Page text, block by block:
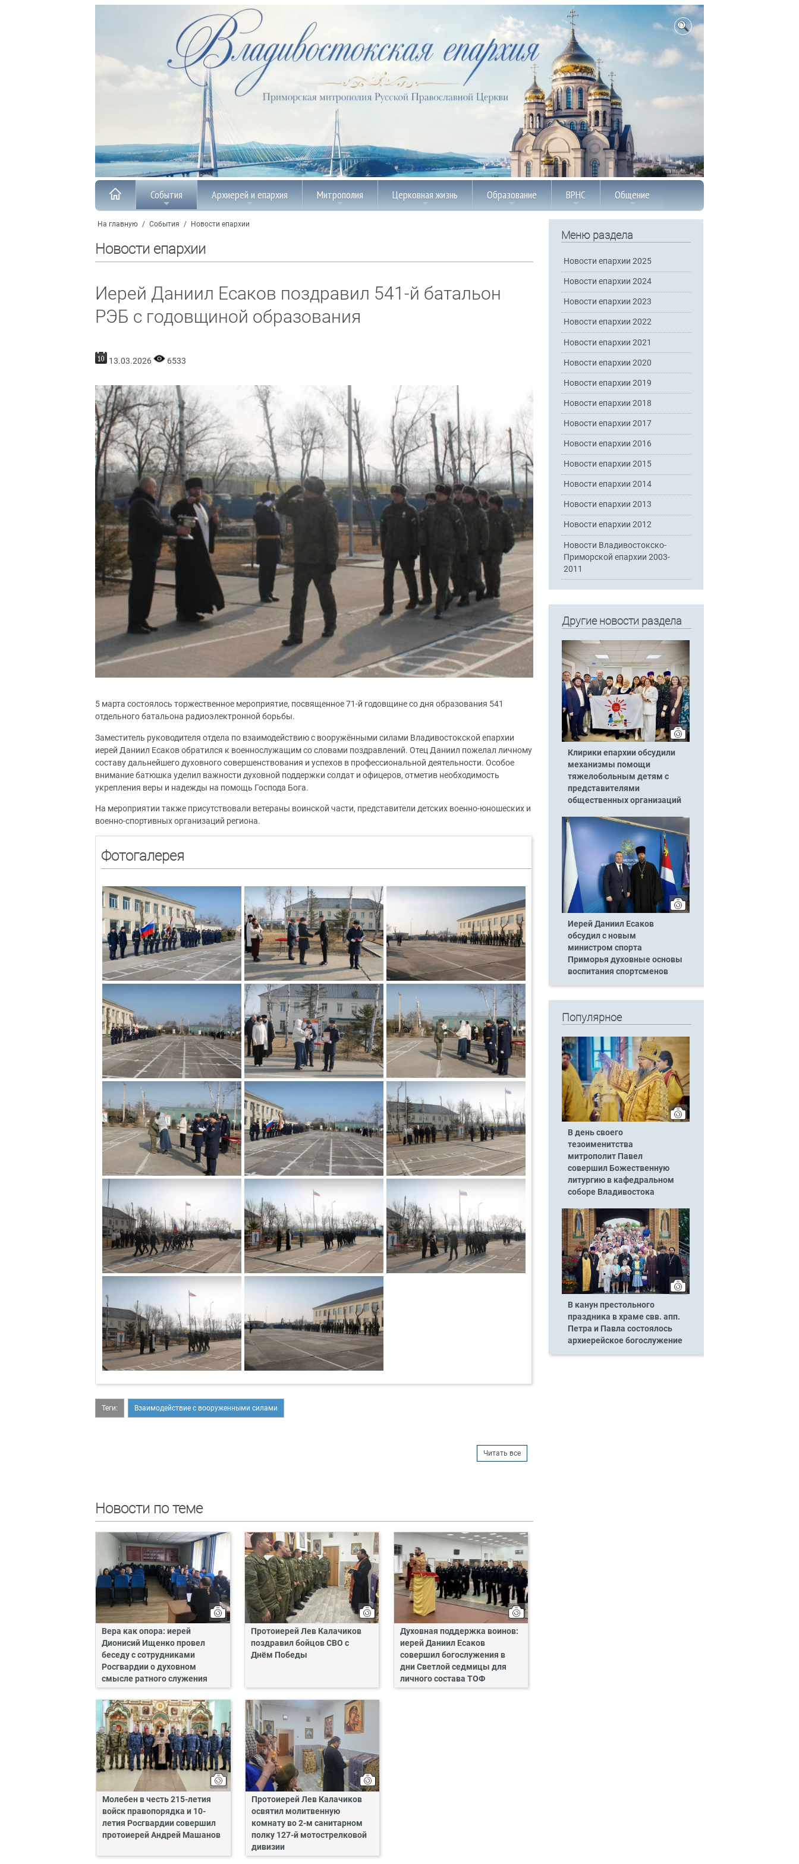
События Архиерей и епархия Митрополия Церковная жизнь Образование ВРНС Общение
На главную / События / Новости епархии
Новости епархии
Иерей Даниил Есаков поздравил 541-й батальон
РЭБ с годовщиной образования
13.03.2026 6533
5 марта состоялось торжественное мероприятие, посвященное 71-й годовщине со дня образования 541
отдельного батальона радиоэлектронной борьбы.
Заместитель руководителя отдела по взаимодействию с вооружёнными силами Владивостокской епархии
иерей Даниил Есаков обратился к военнослужащим со словами поздравлений. Отец Даниил пожелал личному
составу дальнейшего духовного совершенствования и успехов в профессиональной деятельности. Особое
внимание батюшка уделил важности духовной поддержки солдат и офицеров, отметив необходимость
укрепления веры и надежды на помощь Господа Бога.
На мероприятии также присутствовали ветераны воинской части, представители детских военно-юношеских и
военно-спортивных организаций региона.
Фотогалерея
Теги: Взаимодействие с вооруженными силами
Читать все
Новости по теме
Вера как опора: иерей
Дионисий Ищенко провел
беседу с сотрудниками
Росгвардии о духовном
смысле ратного служения
Протоиерей Лев Калачиков
поздравил бойцов СВО с
Днём Победы
Духовная поддержка воинов:
иерей Даниил Есаков
совершил богослужения в
дни Светлой седмицы для
личного состава ТОФ
Молебен в честь 215-летия
войск правопорядка и 10-
летия Росгвардии совершил
протоиерей Андрей Машанов
Протоиерей Лев Калачиков
освятил молитвенную
комнату во 2-м санитарном
полку 127-й мотострелковой
дивизии
Меню раздела
Новости епархии 2025
Новости епархии 2024
Новости епархии 2023
Новости епархии 2022
Новости епархии 2021
Новости епархии 2020
Новости епархии 2019
Новости епархии 2018
Новости епархии 2017
Новости епархии 2016
Новости епархии 2015
Новости епархии 2014
Новости епархии 2013
Новости епархии 2012
Новости Владивостокско-
Приморской епархии 2003-
2011
Другие новости раздела
Клирики епархии обсудили
механизмы помощи
тяжелобольным детям с
представителями
общественных организаций
Иерей Даниил Есаков
обсудил с новым
министром спорта
Приморья духовные основы
воспитания спортсменов
Популярное
В день своего
тезоименитства
митрополит Павел
совершил Божественную
литургию в кафедральном
соборе Владивостока
В канун престольного
праздника в храме свв. апп.
Петра и Павла состоялось
архиерейское богослужение